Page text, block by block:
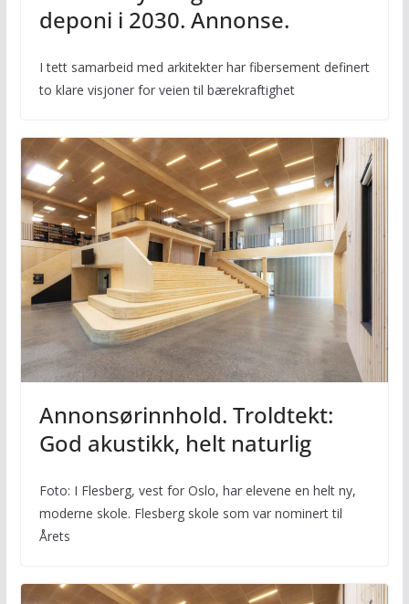
deponi i 2030. Annonse.
I tett samarbeid med arkitekter har fibersement definert
to klare visjoner for veien til bærekraftighet
Annonsørinnhold. Troldtekt:
God akustikk, helt naturlig
Foto: I Flesberg, vest for Oslo, har elevene en helt ny,
moderne skole. Flesberg skole som var nominert til
Årets